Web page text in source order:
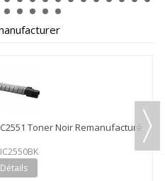
Toner Noir Remanufacturé
Détails